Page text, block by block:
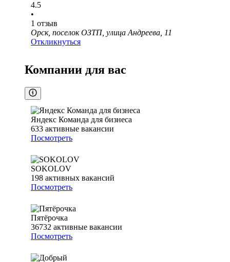
4.5
•
1 отзыв
Орск, поселок ОЗТП, улица Андреева, 11
Откликнуться
Компании для вас
Яндекс Команда для бизнеса
633 активные вакансии
Посмотреть
SOKOLOV
198 активных вакансий
Посмотреть
Пятёрочка
36732 активные вакансии
Посмотреть